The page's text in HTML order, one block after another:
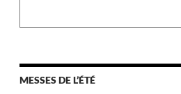
MESSES DE L’ÉTÉ